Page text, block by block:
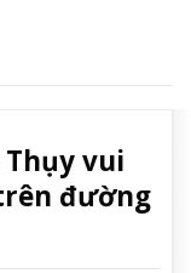
Thụy vui
đường